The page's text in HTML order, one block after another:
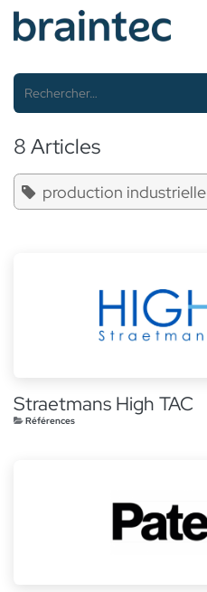
Se rendre au contenu
8 Articles
production industrielle
Straetmans High TAC
Références